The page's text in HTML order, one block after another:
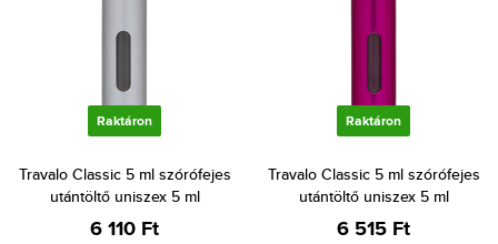
Raktáron
Travalo Classic 5 ml szórófejes
utántöltő uniszex 5 ml
6 110 Ft
Raktáron
Travalo Classic 5 ml szórófejes
utántöltő uniszex 5 ml
6 515 Ft